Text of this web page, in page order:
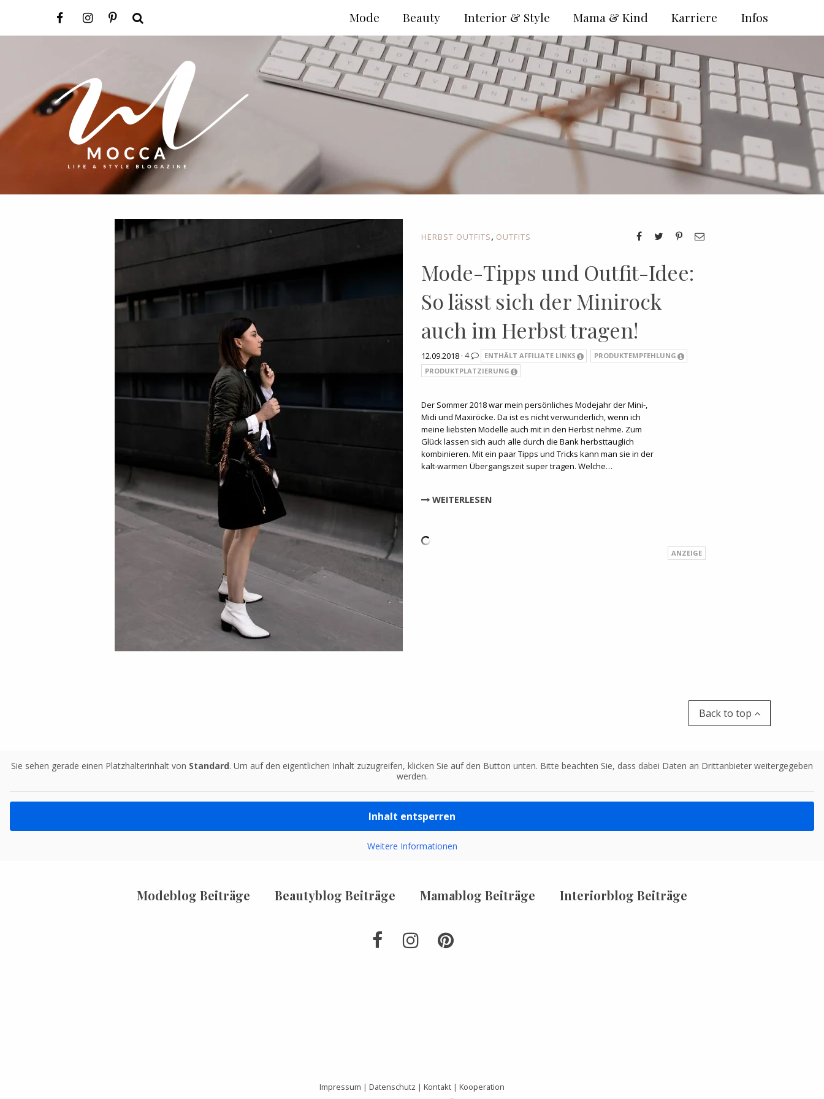
HERBST OUTFITS, OUTFITS
Mode-Tipps und Outfit-Idee:
So lässt sich der Minirock
auch im Herbst tragen!
12.09.2018 · 4 ENTHÄLT AFFILIATE LINKS
PRODUKTEMPFEHLUNG
PRODUKTPLATZIERUNG
Der Sommer 2018 war mein persönliches Modejahr der Mini-,
Midi und Maxiröcke. Da ist es nicht verwunderlich, wenn ich
meine liebsten Modelle auch mit in den Herbst nehme. Zum
Glück lassen sich auch alle durch die Bank herbsttauglich
kombinieren. Mit ein paar Tipps und Tricks kann man sie in der
kalt-warmen Übergangszeit super tragen. Welche…
WEITERLESEN
Back to top
Sie sehen gerade einen Platzhalterinhalt von Standard. Um auf den eigentlichen Inhalt zuzugreifen, klicken Sie auf den Button unten. Bitte beachten Sie, dass dabei Daten an Drittanbieter weitergegeben
werden.
Inhalt entsperren
Weitere Informationen
Modeblog Beiträge Beautyblog Beiträge Mamablog Beiträge Interiorblog Beiträge
Impressum | Datenschutz | Kontakt | Kooperation
Infos
Karriere
Mama & Kind
Interior & Style
Beauty
Mode